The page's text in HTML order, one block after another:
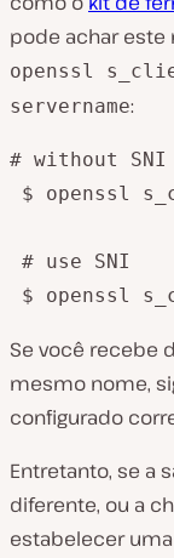
pode achar este
openssl
servername:
# without SNI
$ openssl
# use SNI
$ openssl
Se você recebe
mesmo nome,
configurado
Entretanto, se a
diferente, ou a
estabelecer uma